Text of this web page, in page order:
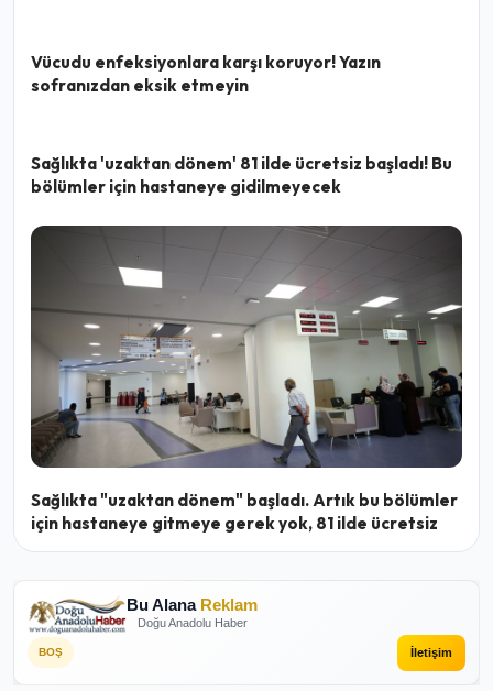
Vücudu enfeksiyonlara karşı koruyor! Yazın
sofranızdan eksik etmeyin
Sağlıkta 'uzaktan dönem' 81 ilde ücretsiz başladı! Bu
bölümler için hastaneye gidilmeyecek
Sağlıkta "uzaktan dönem" başladı. Artık bu bölümler
için hastaneye gitmeye gerek yok, 81 ilde ücretsiz
Bu Alana Reklam
Doğu Anadolu Haber
BOŞ İletişim